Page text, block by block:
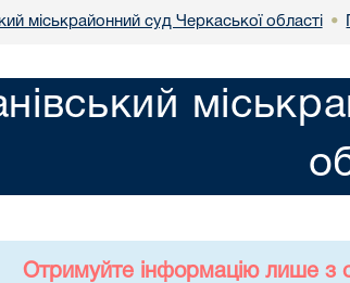
міськрайонний суд Черкаської області •
Отримуйте інформацію лише з